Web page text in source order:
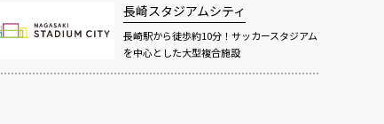
長崎スタジアムシティ
長崎駅から徒歩約10分！サッカースタジアム
を中心とした大型複合施設